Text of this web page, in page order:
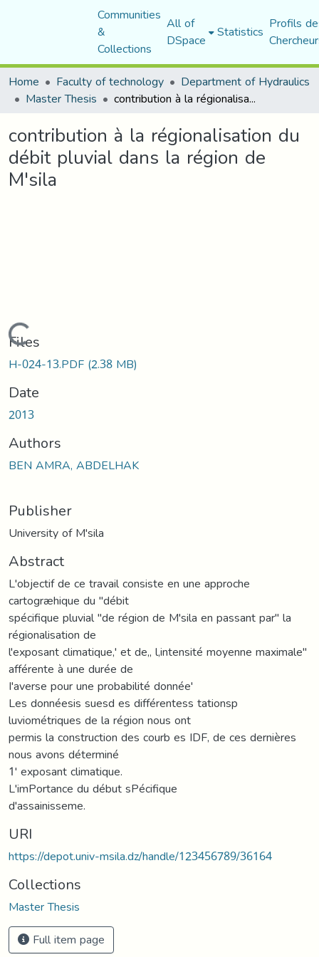
Communities
&
Collections
All of
DSpace Statistics Profils
Home
Faculty of technology Department of Hydraulics
Master Thesis contribution à la régionalisation du débit pluvial dans la région de M'sila
contribution à la régionalisation du
débit pluvial dans la région de
M'sila
Loading...
Files
H-024-13.PDF(2.38 MB)
Date
2013
Authors
BEN AMRA, ABDELHAK
Publisher
University of M'sila
Abstract
L'objectif de ce travail consiste en une approche
cartogræhique du "débit
spécifique pluvial "de région de M'sila en passant par" la
régionalisation de
l'exposant climatique,' et de,, l,intensité moyenne maximale"
afférente à une durée de
I'averse pour une probabilité donnée'
Les donnéesis suesd es différentess tationsp
luviométriques de la région nous ont
permis la construction des courb es IDF, de ces dernières
nous avons déterminé
1' exposant climatique.
L'imPortance du début sPécifique
d'assainisseme.
URI
https://depot.univ-msila.dz/handle/123456789/36164
Collections
Master Thesis
Full item page